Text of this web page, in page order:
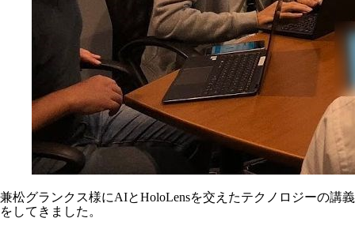
兼松グランクス様にAIとHoloLensを交えたテクノロジーの講義
をしてきました。